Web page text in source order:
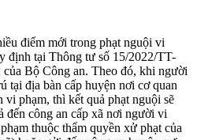
điểm mới trong phạt nguội vi
định tại Thông tư số 15/2022/TT-
Bộ Công an. Theo đó, khi người
tại địa bàn cấp huyện nơi cơ quan
vi phạm, thì kết quả phạt nguội sẽ
đến công an cấp xã nơi người vi
thuộc thẩm quyền xử phạt của